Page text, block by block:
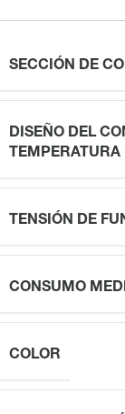
SECCIÓN DE
DISEÑO DEL
TEMPERATURA
TENSIÓN DE
CONSUMO
COLOR